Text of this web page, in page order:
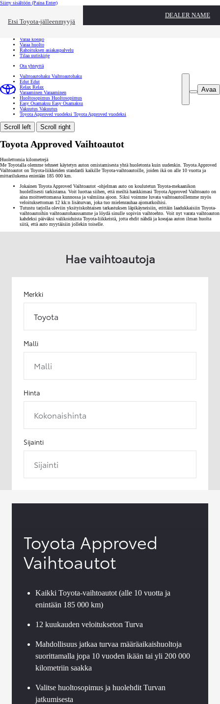
Siirry sisältöön (Paina Enter)
Etsi Toyota-jälleenmyyjä
DEALER NAME
Toyota palvelee Sulje
Varaa koeajo
Varaa huolto
Rahoituksen asiakaspalvelu
Tilaa uutiskirje
Ota yhteyttä
Avaa
Vaihtoautohaku Vaihtoautohaku
Edut Edut
Relax Relax
Varaaminen Varaaminen
Huoltosopimus Huoltosopimus
Easy Osamaksu Easy Osamaksu
Vakuutus Vakuutus
Toyota Approved vuodeksi Toyota Approved vuodeksi
Scroll left Scroll right
Toyota Approved Vaihtoautot
Huolettomia kilometrejä
Me Toyotalla olemme tehneet käytetyn auton omistamisesta yhtä huoletonta kuin uudenkin. Toyota Approved
Vaihtoautot on Toyota-liikkeiden standardi kaikille Toyota-vaihtoautoille, joiden ikä on alle 10 vuotta ja
mittarilukema enintään 185 000 km.
Jokainen Toyota Approved Vaihtoautot -ohjelman auto on koulutetun Toyota-mekaanikon
huolellisesti tarkistama. Voit luottaa siihen, että meiltä hankkimasi Toyota Approved Vaihtoauto on
aina moitteettomassa kunnossa ja valmiina ajoon. Siksi voimme luvata vaihtoautoillemme myös
veloituksettoman 12 kk:n lisäturvan, joka tuo mielenrauhaa ajomatkoihisi.
Tutustu tarjolla oleviin yksityiskohtaisen tarkastuksen läpikäyneisiin, erittäin laadukkaisiin Toyota-
vaihtoautoihin vaihtoautohaussamme ja löydä sinulle sopivin vaihtoehto. Voit nyt varata vaihtoauton
kahdeksi päiväksi valikoiduista Toyota-liikkeistä, jotta ehdit nähdä ja koeajaa auton ilman huolta
siitä, että auto myytäisiin jollekin toiselle.
Hae vaihtoautoja
Merkki
Toyota
Malli
Malli
Hinta
Kokonaishinta
Sijainti
Sijainti
Toyota Approved
Vaihtoautot
Kaikki Toyota-vaihtoautot (alle 10 vuotta ja
enintään 185 000 km)
12 kuukauden veloitukseton Turva
Mahdollisuus jatkaa turvaa määräaikaishuoltoja
suorittamalla jopa 10 vuoden ikään tai yli 200 000
kilometriin saakka
Valitse huoltosopimus ja huolehdit Turvan
jatkumisesta